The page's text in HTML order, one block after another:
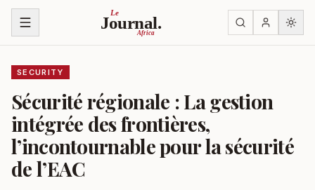
Skip to content Le
Journal.
Africa
SECURITY
Sécurité régionale : La gestion
intégrée des frontières,
l’incontournable pour la sécurité
de l’EAC